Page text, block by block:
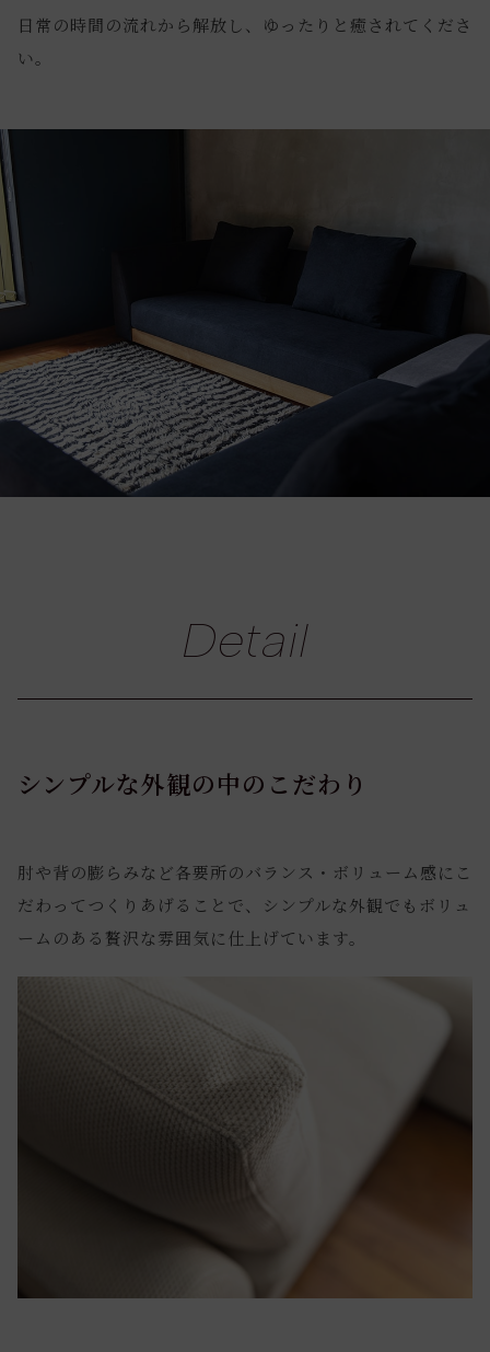
日常の時間の流れから解放し、ゆったりと癒されてくださ
い。
Detail
シンプルな外観の中のこだわり
肘や背の膨らみなど各要所のバランス・ボリューム感にこ
だわってつくりあげることで、シンプルな外観でもボリュ
ームのある贅沢な雰囲気に仕上げています。